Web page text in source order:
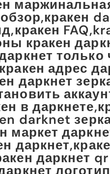
кракен
только
адрес
даркнет
в
darknet
маркет
даркнет